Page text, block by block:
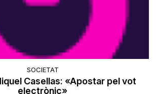
SOCIETAT
Casellas: «Apostar pel vot
electrònic»